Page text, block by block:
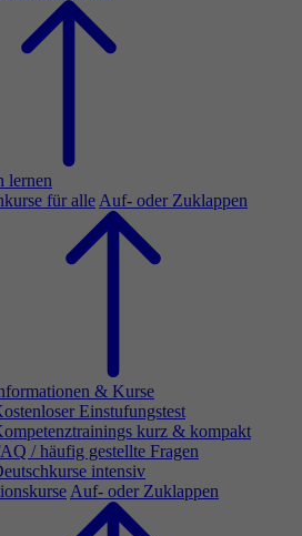
lernen
für alle Auf- oder Zuklappen
& Kurse
Einstufungstest
kurz & kompakt
/ häufig gestellte Fragen
intensiv
Auf- oder Zuklappen